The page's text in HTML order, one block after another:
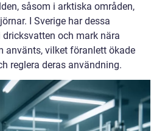
såsom i arktiska områden,
I Sverige har dessa
och mark nära
använts, vilket föranlett ökade
reglera deras användning.